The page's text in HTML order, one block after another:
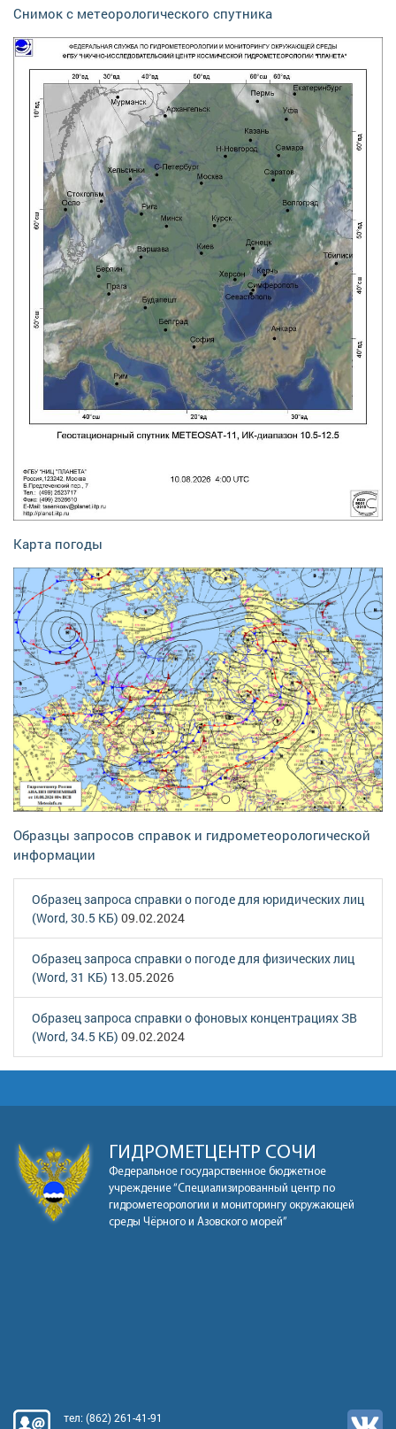
Снимок с метеорологического спутника
Карта погоды
Образцы запросов справок и гидрометеорологической
информации
Образец запроса справки о погоде для юридических лиц
(Word, 30.5 КБ) 09.02.2024
Образец запроса справки о погоде для физических лиц
(Word, 31 КБ) 13.05.2026
Образец запроса справки о фоновых концентрациях ЗВ
(Word, 34.5 КБ) 09.02.2024
ГИДРОМЕТЦЕНТР СОЧИ
Федеральное государственное бюджетное
учреждение “Специализированный центр по
гидрометеорологии и мониторингу окружающей
среды Чёрного и Азовского морей”
тел: (862) 261-41-91